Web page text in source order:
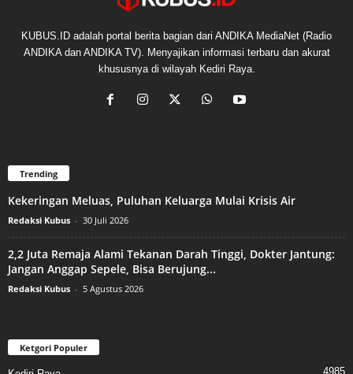
KUBUS.ID adalah portal berita bagian dari ANDIKA MediaNet (Radio
ANDIKA dan ANDIKA TV). Menyajikan informasi terbaru dan akurat
khususnya di wilayah Kediri Raya.
Trending
Kekeringan Meluas, Puluhan Keluarga Mulai Krisis Air
Redaksi Kubus - 30 Juli 2026
2,2 Juta Remaja Alami Tekanan Darah Tinggi, Dokter Jantung:
Jangan Anggap Sepele, Bisa Berujung...
Redaksi Kubus - 5 Agustus 2026
Ketgori Populer
4985